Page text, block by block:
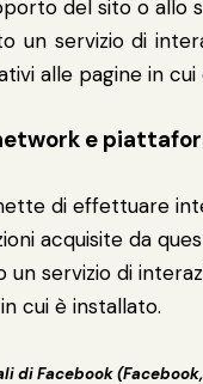
del sito o allo
un servizio di
alle pagine in
e
di effettuare
acquisite da
un servizio di
cui è installato.
di Facebook